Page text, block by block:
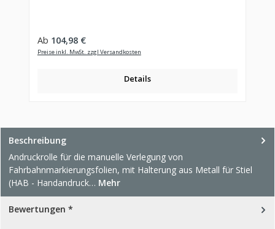
Regulärer Preis:
Ab 104,98 €
Preise inkl. MwSt. zzgl Versandkosten
Details
Beschreibung
Andruckrolle für die manuelle Verlegung von
Fahrbahnmarkierungsfolien, mit Halterung aus Metall für Stiel
(HAB - Handandruck… Mehr
Bewertungen *